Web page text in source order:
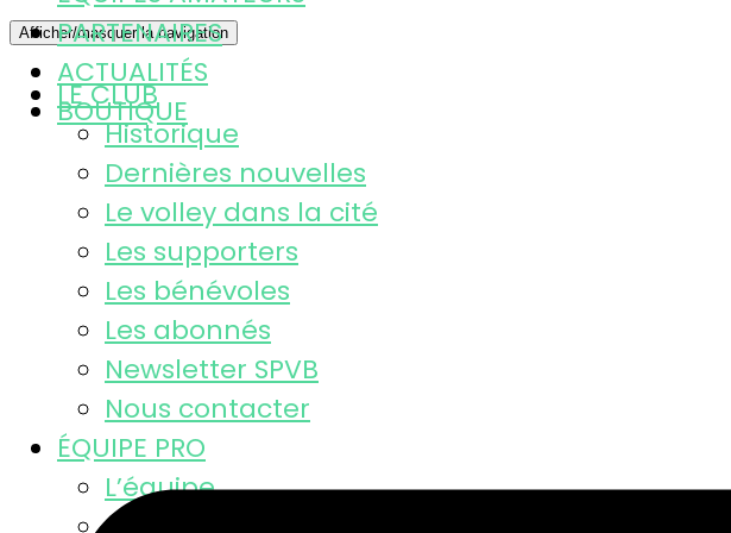
Afficher/masquer la navigation
LE CLUB
Historique
Dernières nouvelles
Le volley dans la cité
Les supporters
Les bénévoles
Les abonnés
Newsletter SPVB
Nous contacter
ÉQUIPE PRO
L’équipe
PARTENAIRES
ACTUALITÉS
BOUTIQUE